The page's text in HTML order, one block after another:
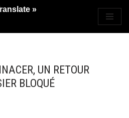
UN RETOUR
BLOQUÉ
»